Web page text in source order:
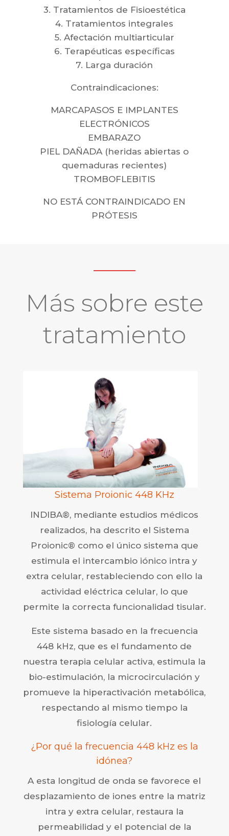
3. Tratamientos de Fisioestética
4. Tratamientos integrales
5. Afectación multiarticular
6. Terapéuticas específicas
7. Larga duración
Contraindicaciones:
MARCAPASOS E IMPLANTES
ELECTRÓNICOS
EMBARAZO
PIEL DAÑADA (heridas abiertas o
quemaduras recientes)
TROMBOFLEBITIS
NO ESTÁ CONTRAINDICADO EN
PRÓTESIS
Más sobre este
tratamiento
Sistema Proionic 448 KHz
INDIBA®, mediante estudios médicos
realizados, ha descrito el Sistema
Proionic® como el único sistema que
estimula el intercambio iónico intra y
extra celular, restableciendo con ello la
actividad eléctrica celular, lo que
permite la correcta funcionalidad tisular.
Este sistema basado en la frecuencia
448 kHz, que es el fundamento de
nuestra terapia celular activa, estimula la
bio-estimulación, la microcirculación y
promueve la hiperactivación metabólica,
respectando al mismo tiempo la
fisiología celular.
¿Por qué la frecuencia 448 kHz es la
idónea?
A esta longitud de onda se favorece el
desplazamiento de iones entre la matriz
intra y extra celular, restaura la
permeabilidad y el potencial de la